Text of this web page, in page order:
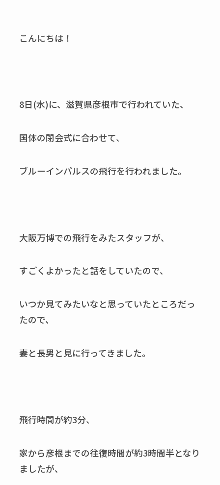
こんにちは！
8日(水)に、滋賀県彦根市で行われていた、
国体の閉会式に合わせて、
ブルーインパルスの飛行を行われました。
大阪万博での飛行をみたスタッフが、
すごくよかったと話をしていたので、
いつか見てみたいなと思っていたところだっ
たので、
妻と長男と見に行ってきました。
飛行時間が約3分、
家から彦根までの往復時間が約3時間半となり
ましたが、